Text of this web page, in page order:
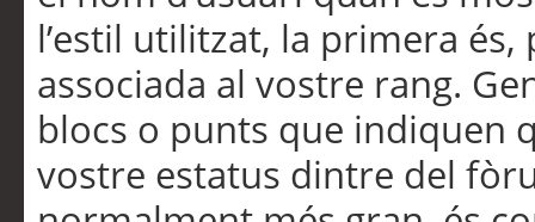
l’estil utilitzat, la primera
associada al vostre rang.
blocs o punts que indiquen
vostre estatus dintre del